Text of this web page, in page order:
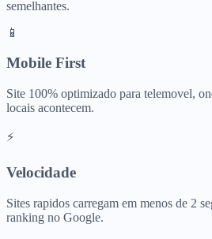
semelhantes.
📱
Mobile First
Site 100% optimizado para telemovel,
locais acontecem.
⚡
Velocidade
Sites rapidos carregam em menos de 2
ranking no Google.